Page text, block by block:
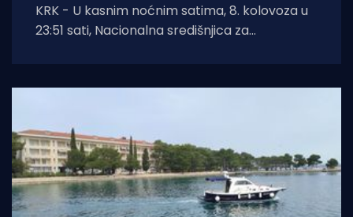
KRK - U kasnim noćnim satima, 8. kolovoza u
23:51 sati, Nacionalna središnjica za